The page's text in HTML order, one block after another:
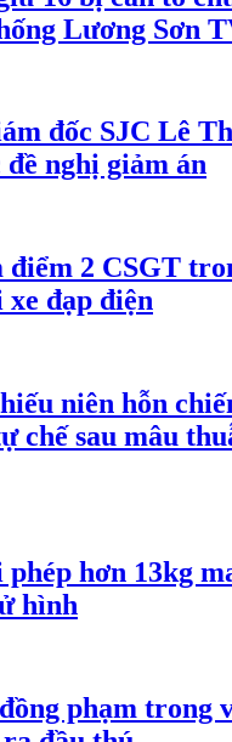
Lương Sơn
đốc SJC Lê
nghị giảm án
điểm 2 CSGT
đạp điện
niên hỗn
chế sau mâu
hơn 13kg
hình
phạm trong